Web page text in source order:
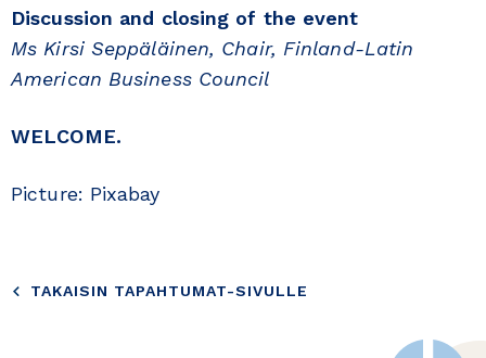
Discussion and closing of the event
Ms Kirsi Seppäläinen, Chair, Finland-Latin
American Business Council
WELCOME.
Picture: Pixabay
TAKAISIN TAPAHTUMAT-SIVULLE